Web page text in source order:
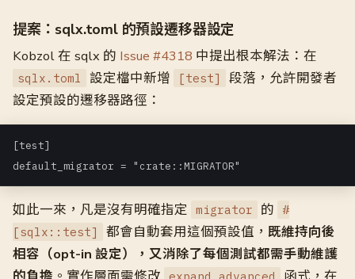
提案：sqlx.toml 的預設遷移器設定
Kobzol 在 sqlx 的 Issue #4318 中提出根本解法：在
sqlx.toml 設定檔中新增 [test]
段落，允許開發者
設定預設的遷移器路徑：
[test]
如此一來，凡是沒有明確指定 migrator 的
#
[sqlx::test]
都會自動套用這個預設值， 既維持向後
相容（opt-in 設定），又消除了每個測試都需手動維護